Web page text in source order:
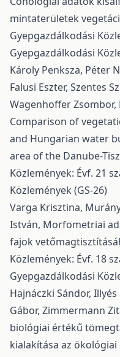
mintaterületek
Gyepgazdálkodási
Gyepgazdálkodási
Károly Penksza, Péter
Falusi Eszter, Szentes
Wagenhoffer Zsombor,
Comparison of
and Hungarian water
area of the Danube-
Közlemények: Évf. 21
Közlemények (GS-26)
Varga Krisztina,
István, Morfometriai
fajok
Közlemények: Évf. 18
Gyepgazdálkodási
Hajnáczki Sándor,
Gábor, Zimmermann
biológiai értékű
kialakítása az